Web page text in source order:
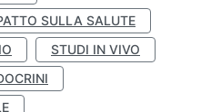
SULLA SALUTE
STUDI IN VIVO